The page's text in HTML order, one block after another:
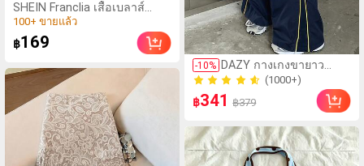
SHEIN Franclia เสื้อเบลาส์
ลายตารางหมากรุกวินเทจ
สำหรับผู้หญิง, เสื้อเชิ้ตแขนพัฟ
คอปกปีเตอร์แพนระบายลูกไม้,
กระดุมด้านหลัง, เสื้อเบลาส์ลำ
ลองสไตล์เรโทรพรีปปี้
(100+)
100+ ขายแล้ว
฿169
-10% DAZY กางเกงขายาว
ลำลองสำหรับผู้หญิง,
กางเกงวอร์มเอวยางยืด,
กางเกงขาบานทรงหลวม,
เหมาะสำหรับใส่ในชีวิต
ประจำวัน
(1000+)
฿341 ฿379